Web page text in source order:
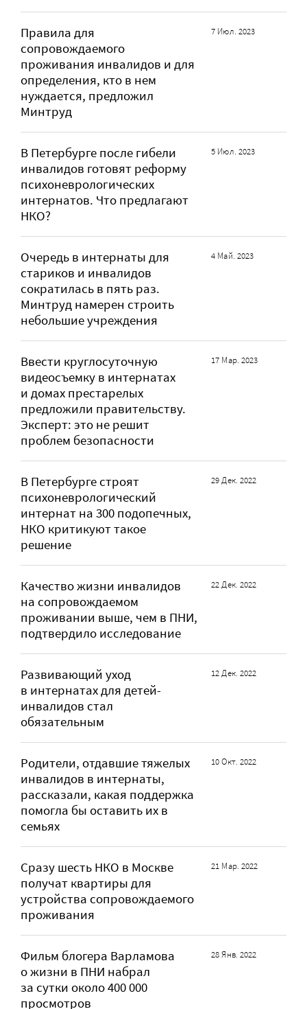
Правила для
сопровождаемого
проживания инвалидов и для
определения, кто в нем
нуждается, предложил
Минтруд
7 Июл. 2023
В Петербурге после гибели
инвалидов готовят реформу
психоневрологических
интернатов. Что предлагают
НКО?
5 Июл. 2023
Очередь в интернаты для
стариков и инвалидов
сократилась в пять раз.
Минтруд намерен строить
небольшие учреждения
4 Май. 2023
Ввести круглосуточную
видеосъемку в интернатах
и домах престарелых
предложили правительству.
Эксперт: это не решит
проблем безопасности
17 Мар. 2023
В Петербурге строят
психоневрологический
интернат на 300 подопечных,
НКО критикуют такое
решение
29 Дек. 2022
Качество жизни инвалидов
на сопровождаемом
проживании выше, чем в ПНИ,
подтвердило исследование
22 Дек. 2022
Развивающий уход
в интернатах для детей-
инвалидов стал
обязательным
12 Дек. 2022
Родители, отдавшие тяжелых
инвалидов в интернаты,
рассказали, какая поддержка
помогла бы оставить их в
семьях
10 Окт. 2022
Сразу шесть НКО в Москве
получат квартиры для
устройства сопровождаемого
проживания
21 Мар. 2022
Фильм блогера Варламова
о жизни в ПНИ набрал
за сутки около 400 000
просмотров
28 Янв. 2022